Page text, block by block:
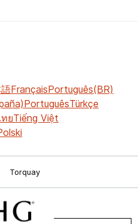
FrançaisPortuguês(BR)
PortuguêsTürkçe
ยTiếng Việt
Torquay